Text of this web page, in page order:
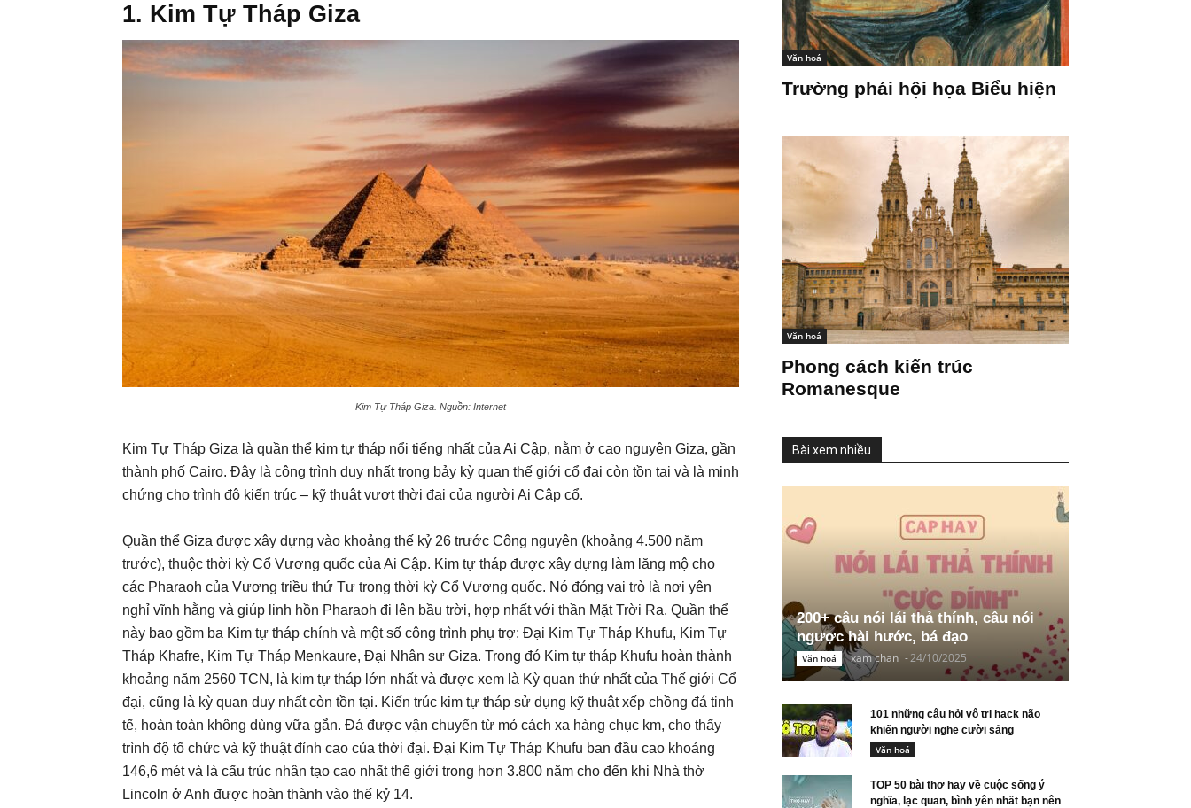
1. Kim Tự Tháp Giza
Kim Tự Tháp Giza. Nguồn: Internet
Kim Tự Tháp Giza là quần thể kim tự tháp nổi tiếng nhất của Ai Cập, nằm ở cao nguyên Giza, gần
thành phố Cairo. Đây là công trình duy nhất trong bảy kỳ quan thế giới cổ đại còn tồn tại và là minh
chứng cho trình độ kiến trúc – kỹ thuật vượt thời đại của người Ai Cập cổ.
Quần thể Giza được xây dựng vào khoảng thế kỷ 26 trước Công nguyên (khoảng 4.500 năm
trước), thuộc thời kỳ Cổ Vương quốc của Ai Cập. Kim tự tháp được xây dựng làm lăng mộ cho
các Pharaoh của Vương triều thứ Tư trong thời kỳ Cổ Vương quốc. Nó đóng vai trò là nơi yên
nghỉ vĩnh hằng và giúp linh hồn Pharaoh đi lên bầu trời, hợp nhất với thần Mặt Trời Ra. Quần thể
này bao gồm ba Kim tự tháp chính và một số công trình phụ trợ: Đại Kim Tự Tháp Khufu, Kim Tự
Tháp Khafre, Kim Tự Tháp Menkaure, Đại Nhân sư Giza. Trong đó Kim tự tháp Khufu hoàn thành
khoảng năm 2560 TCN, là kim tự tháp lớn nhất và được xem là Kỳ quan thứ nhất của Thế giới Cổ
đại, cũng là kỳ quan duy nhất còn tồn tại. Kiến trúc kim tự tháp sử dụng kỹ thuật xếp chồng đá tinh
tế, hoàn toàn không dùng vữa gắn. Đá được vận chuyển từ mỏ cách xa hàng chục km, cho thấy
trình độ tổ chức và kỹ thuật đỉnh cao của thời đại. Đại Kim Tự Tháp Khufu ban đầu cao khoảng
146,6 mét và là cấu trúc nhân tạo cao nhất thế giới trong hơn 3.800 năm cho đến khi Nhà thờ
Lincoln ở Anh được hoàn thành vào thế kỷ 14.
Văn hoá
Trường phái hội họa Biểu hiện
Văn hoá
Phong cách kiến trúc
Romanesque
Bài xem nhiều
200+ câu nói lái thả thính, câu nói
ngược hài hước, bá đạo
Văn hoá xam chan -24/10/2025
101 những câu hỏi vô tri hack não
khiến người nghe cười sảng
Văn hoá
TOP 50 bài thơ hay về cuộc sống ý
nghĩa, lạc quan, bình yên nhất bạn nên